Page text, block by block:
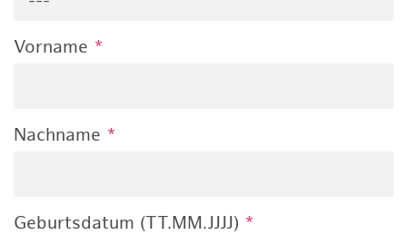
Vorname *
Nachname *
Geburtsdatum (TT.MM.JJJJ) *